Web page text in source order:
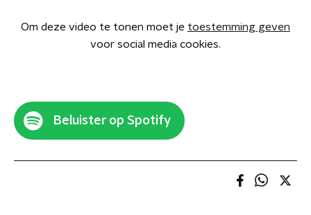
Om deze video te tonen moet je toestemming geven
voor social media cookies.
Beluister op Spotify